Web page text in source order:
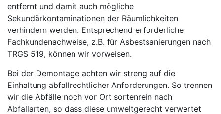
entfernt und damit auch mögliche
Sekundärkontaminationen der Räumlichkeiten
verhindern werden. Entsprech­end erforderliche
Fachkundenachweise, z.B. für Asbestsanierungen nach
TRGS 519, können wir vorweisen.
Bei der Demontage achten wir streng auf die
Einhaltung abfallrechtlicher Anforderungen. So trennen
wir die Abfälle noch vor Ort sortenrein nach
Abfallarten, so dass diese umweltgerecht verwertet